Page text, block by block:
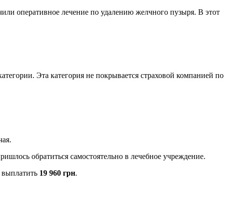
оперативное лечение по удалению желчного пузыря. В этот
Эта категория не покрывается страховой компанией по
обратиться самостоятельно в лечебное учреждение.
19 960 грн.